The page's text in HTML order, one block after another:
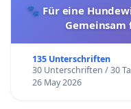
🐾 Für eine
Gemeinsam
135 Unterschriften
30 Unterschriften / 30
26 May 2026